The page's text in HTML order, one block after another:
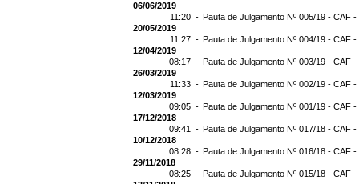
06/06/2019
11:20 - Pauta de Julgamento Nº 005/19 - CAF -
20/05/2019
11:27 - Pauta de Julgamento Nº 004/19 - CAF
12/04/2019
08:17 - Pauta de Julgamento Nº 003/19 - CAF
26/03/2019
11:33 - Pauta de Julgamento Nº 002/19 - CAF
12/03/2019
09:05 - Pauta de Julgamento Nº 001/19 - CAF
17/12/2018
09:41 - Pauta de Julgamento Nº 017/18 - CAF
10/12/2018
08:28 - Pauta de Julgamento Nº 016/18 - CAF
29/11/2018
08:25 - Pauta de Julgamento Nº 015/18 - CAF